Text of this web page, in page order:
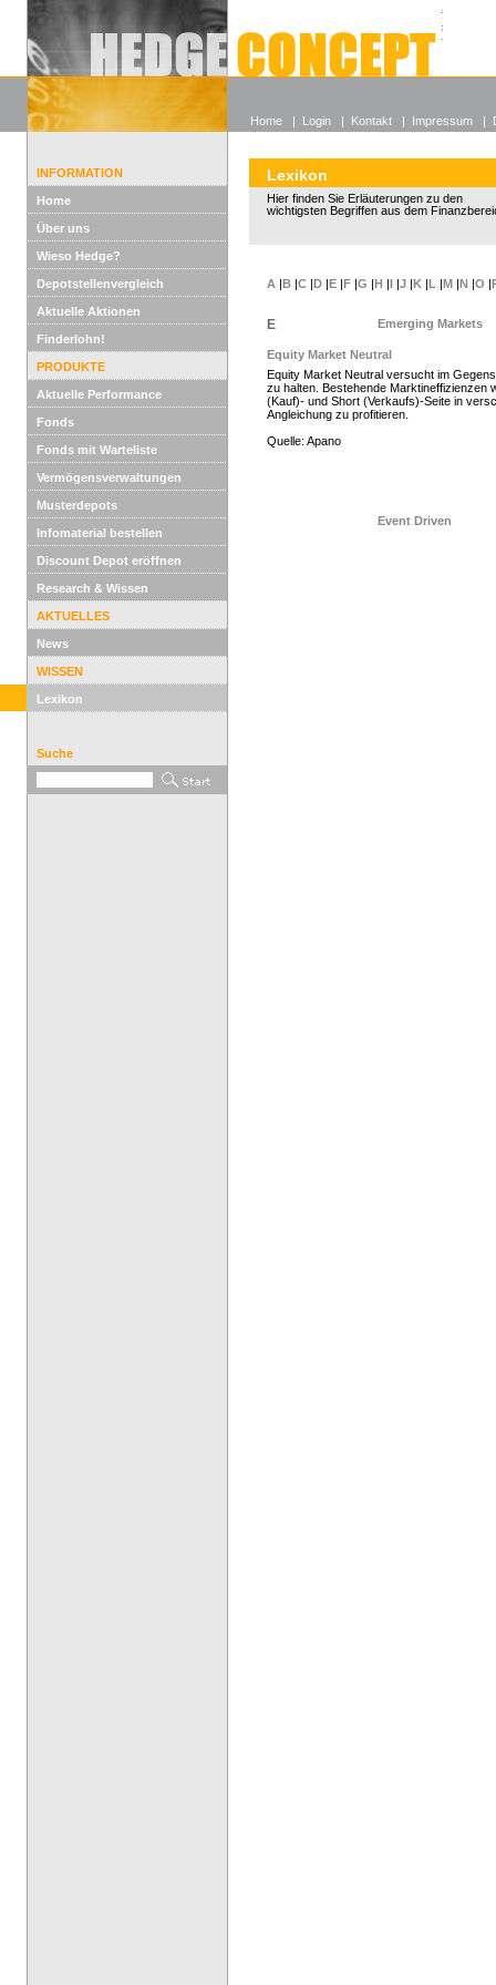
Alle
Wieso
INFORMATION
Home
Über uns
Wieso Hedge?
Depotstellenvergleich
Aktuelle Aktionen
Finderlohn!
PRODUKTE
Aktuelle Performance
Fonds
Fonds mit Warteliste
Vermögensverwaltungen
Musterdepots
Infomaterial bestellen
Discount Depot eröffnen
Research & Wissen
AKTUELLES
News
WISSEN
Lexikon
Suche
Lexikon
Hier finden Sie Erläuterungen zu den
wichtigsten Begriffen aus dem
A |B |C |D |E |F |G |H |I |J |K |L |M |N |O |
E Emerging Markets
Equity Market Neutral
Equity Market Neutral versucht im
zu halten. Bestehende Marktineffizienzen
(Kauf)- und Short (Verkaufs)-Seite in
Angleichung zu profitieren.
Quelle: Apano
Event Driven
Home | Login | Kontakt | Impressum |